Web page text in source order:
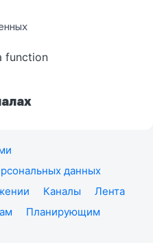
function
данных
Каналы
Лента
Планирующим